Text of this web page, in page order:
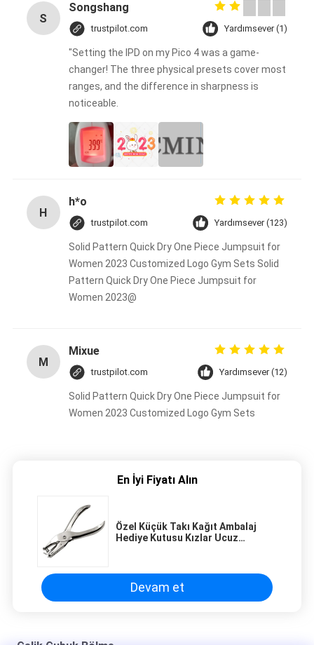
S
Songshang
trustpilot.com Yardımsever (1)
"Setting the IPD on my Pico 4 was a game-
changer! The three physical presets cover most
ranges, and the difference in sharpness is
noticeable.
H
h*o
trustpilot.com Yardımsever (123)
Solid Pattern Quick Dry One Piece Jumpsuit for
Women 2023 Customized Logo Gym Sets Solid
Pattern Quick Dry One Piece Jumpsuit for
Women 2023@
M
Mixue
trustpilot.com Yardımsever (12)
Solid Pattern Quick Dry One Piece Jumpsuit for
Women 2023 Customized Logo Gym Sets
En İyi Fiyatı Alın
Özel Küçük Takı Kağıt Ambalaj
Hediye Kutusu Kızlar Ucuz
Devam et